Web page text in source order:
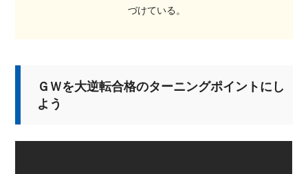
づけている。
ＧＷを大逆転合格のターニングポイントにし
よう